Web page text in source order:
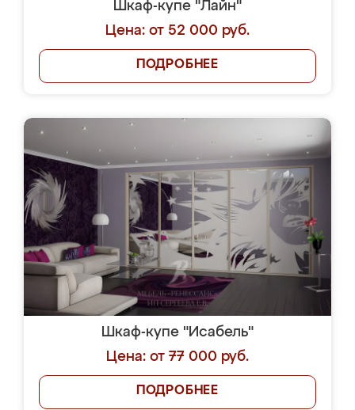
Шкаф-купе "Лайн"
Цена: от 52 000 руб.
ПОДРОБНЕЕ
Шкаф-купе "Исабель"
Цена: от 77 000 руб.
ПОДРОБНЕЕ